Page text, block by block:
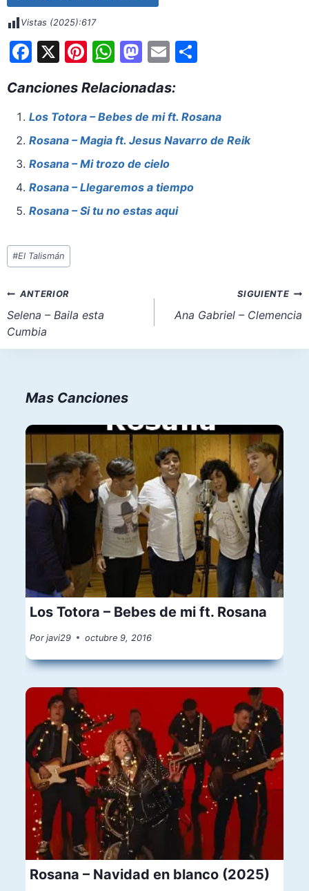
Vistas (2025):617
F
c
e
b
o
o
k
X Pi
er
e
st
W
at
s
A
p
p
M
st
o
d
o
n
E
ai
l
S
e
Canciones Relacionadas:
Los Totora – Bebes de mi ft. Rosana
Rosana – Magia ft. Jesus Navarro de Reik
Rosana – Mi trozo de cielo
Rosana – Llegaremos a tiempo
Rosana – Si tu no estas aqui
Etiquetas
de
entrada:
#El Talismán
Navegación
de
entradas
ANTERIOR
Selena – Baila esta
Cumbia
SIGUIENTE
Ana Gabriel – Clemencia
Mas Canciones
Los Totora – Bebes de mi ft. Rosana
Por javi29 octubre 9, 2016
Rosana – Navidad en blanco (2025)